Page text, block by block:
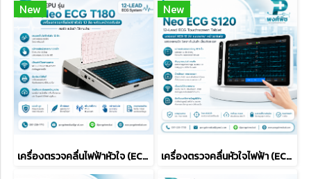
New
เครื่องตรวจคลื่นไฟฟ้าหัวใจ (ECG) Lepu รุ่น Neo ECG T180 (ECGTablet) Wifi
New
เครื่องตรวจคลื่นหัวใจไฟฟ้า (ECG) Lepu รุ่น Neo ECG S120